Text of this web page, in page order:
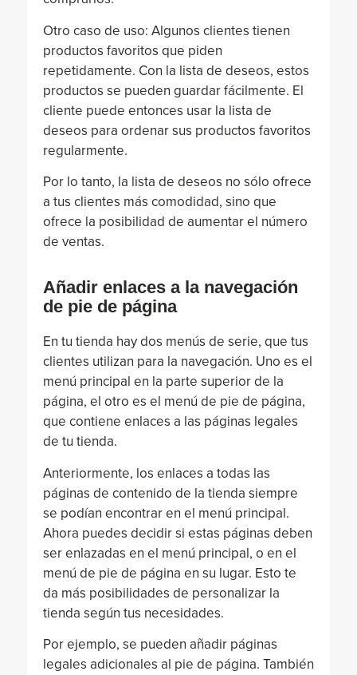
Otro caso de uso: Algunos clientes tienen
productos favoritos que piden
repetidamente. Con la lista de deseos, estos
productos se pueden guardar fácilmente. El
cliente puede entonces usar la lista de
deseos para ordenar sus productos favoritos
regularmente.
Por lo tanto, la lista de deseos no sólo ofrece
a tus clientes más comodidad, sino que
ofrece la posibilidad de aumentar el número
de ventas.
Añadir enlaces a la navegación
de pie de página
En tu tienda hay dos menús de serie, que tus
clientes utilizan para la navegación. Uno es el
menú principal en la parte superior de la
página, el otro es el menú de pie de página,
que contiene enlaces a las páginas legales
de tu tienda.
Anteriormente, los enlaces a todas las
páginas de contenido de la tienda siempre
se podían encontrar en el menú principal.
Ahora puedes decidir si estas páginas deben
ser enlazadas en el menú principal, o en el
menú de pie de página en su lugar. Esto te
da más posibilidades de personalizar la
tienda según tus necesidades.
Por ejemplo, se pueden añadir páginas
legales adicionales al pie de página. También